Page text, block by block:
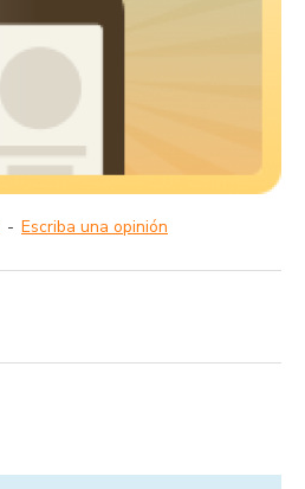
- Escriba una opinión